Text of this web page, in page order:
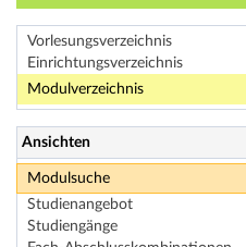
Vorlesungsverzeichnis
Einrichtungsverzeichnis
Modulverzeichnis
Ansichten
Modulsuche
Studienangebot
Studiengänge